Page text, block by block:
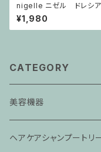
nigelle ニゼル ドレシ
ェリーH
¥1,980
CATEGORY
美容機器
ドライヤー
ヘアケアシャンプートリ